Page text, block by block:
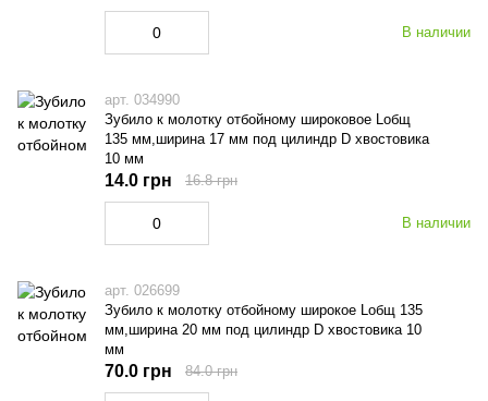
В наличии
арт. 034990
Зубило к молотку отбойному широковое Lобщ
135 мм,ширина 17 мм под цилиндр D хвостовика
10 мм
В наличии
14.0 грн 16.8 грн
арт. 026699
Зубило к молотку отбойному широкое Lобщ 135
мм,ширина 20 мм под цилиндр D хвостовика 10
мм
70.0 грн 84.0 грн